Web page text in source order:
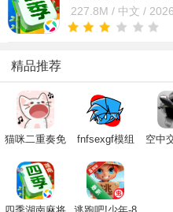
227.8M / 中文 /
精品推荐
猫咪二重奏免
文版2023最新
版
fnfsexgf模组
安卓版
空中